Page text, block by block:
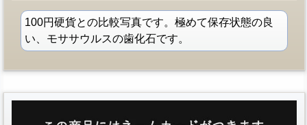
100円硬貨との比較写真です。極めて保存状態の良
い、モササウルスの歯化石です。